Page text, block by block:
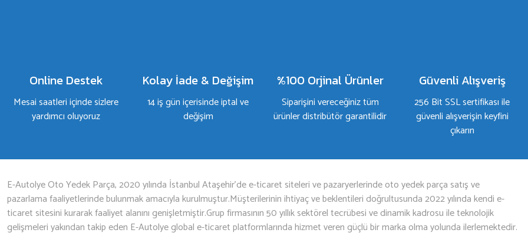
Online Destek
Mesai saatleri içinde sizlere
yardımcı oluyoruz
Kolay İade & Değişim
14 iş gün içerisinde iptal ve
değişim
%100 Orjinal Ürünler
Siparişini vereceğiniz tüm
ürünler distribütör garantilidir
Güvenli Alışveriş
256 Bit SSL sertifikası ile
güvenli alışverişin keyfini
çıkarın
E-Autolye Oto Yedek Parça, 2020 yılında İstanbul Ataşehir’de e-ticaret siteleri ve pazaryerlerinde oto yedek parça satış ve
pazarlama faaliyetlerinde bulunmak amacıyla kurulmuştur.Müşterilerinin ihtiyaç ve beklentileri doğrultusunda 2022 yılında kendi e-
ticaret sitesini kurarak faaliyet alanını genişletmiştir.Grup firmasının 50 yıllık sektörel tecrübesi ve dinamik kadrosu ile teknolojik
gelişmeleri yakından takip eden E-Autolye global e-ticaret platformlarında hizmet veren güçlü bir marka olma yolunda ilerlemektedir.